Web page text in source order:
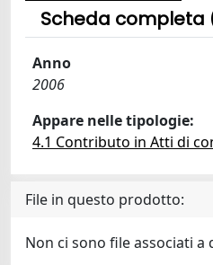
Scheda completa
Anno
2006
Appare nelle tipologie:
4.1 Contributo in Atti di
File in questo prodotto:
Non ci sono file associati